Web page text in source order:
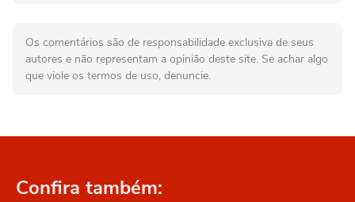
Os comentários são de responsabilidade exclusiva de seus
autores e não representam a opinião deste site. Se achar algo
que viole os termos de uso, denuncie.
Confira também: